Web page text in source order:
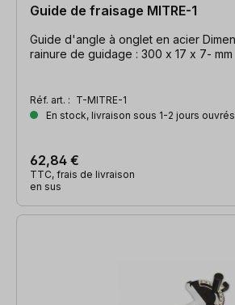
Guide de fraisage MITRE-1
Guide d'angle à onglet en acier Dimensions de la
rainure de guidage : 300 x 17 x 7- mm
Réf. art. : T-MITRE-1
En stock, livraison sous 1-2 jours ouvrés
62,84 €
TTC, frais de livraison
en sus